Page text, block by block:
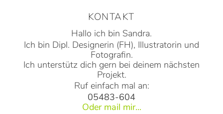
KONTAKT
Hallo ich bin Sandra.
Ich bin Dipl. Designerin (FH), Illustratorin und
Fotografin.
Ich unterstütz dich gern bei deinem nächsten
Projekt.
Ruf einfach mal an:
05483-604
Oder mail mir...